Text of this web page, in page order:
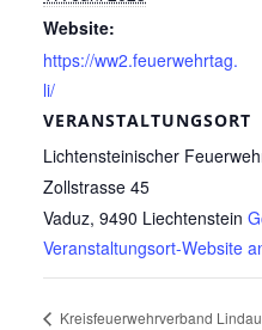
Website:
https://ww2.feuerwehrtag.
li/
VERANSTALTUNGSORT
Lichtensteinischer
Zollstrasse 45
Vaduz, 9490 Liechtenstein
Veranstaltungsort-Website
Kreisfeuerwehrverband Lindau